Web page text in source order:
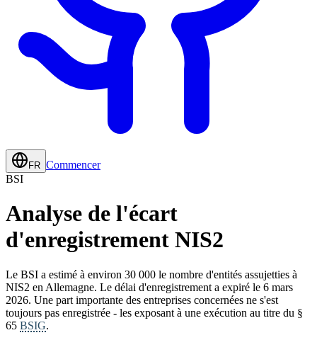
FR Commencer
BSI
Analyse de l'écart
d'enregistrement NIS2
Le BSI a estimé à environ 30 000 le nombre d'entités assujetties à
NIS2 en Allemagne. Le délai d'enregistrement a expiré le 6 mars
2026. Une part importante des entreprises concernées ne s'est
toujours pas enregistrée - les exposant à une exécution au titre du §
65 BSIG.